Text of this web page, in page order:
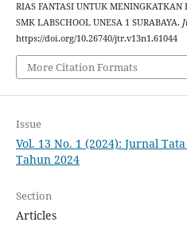
RIAS FANTASI UNTUK MENINGKATKAN
SMK LABSCHOOL UNESA 1 SURABAYA.
https://doi.org/10.26740/jtr.v13n1.61044
More Citation Formats
Issue
Vol. 13 No. 1 (2024): Jurnal
Tahun 2024
Section
Articles